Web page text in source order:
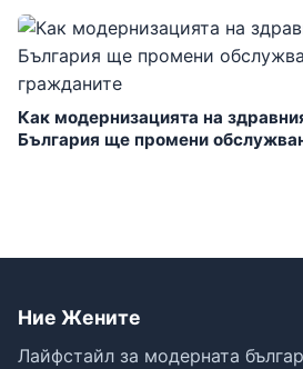
Как модернизацията на
България ще промени
Ние Жените
Лайфстайл за модерната